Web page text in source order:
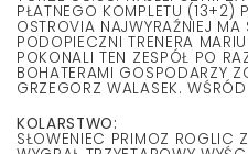
PŁATNEGO KOMPLETU (13+2)
OSTROVIA NAJWYRAŹNIEJ
PODOPIECZNI TRENERA
POKONALI TEN ZESPÓŁ PO
BOHATERAMI GOSPODARZY
GRZEGORZ WALASEK.
KOLARSTWO:
SŁOWENIEC PRIMOZ ROGLIC